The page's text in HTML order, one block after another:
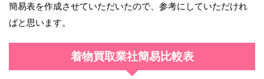
簡易表を作成させていただいたので、参考にしていただけれ
ばと思います。
着物買取業社簡易比較表